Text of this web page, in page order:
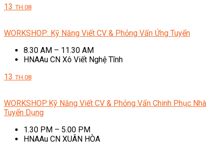
13 TH.08
WORKSHOP: Kỹ Năng Viết CV & Phỏng Vấn Ứng Tuyển
8.30 AM – 11.30 AM
HNAAu CN Xô Viết Nghệ Tĩnh
13 TH.08
WORKSHOP:Kỹ Năng Viết CV & Phỏng Vấn Chinh Phục Nhà
Tuyển Dụng
1.30 PM – 5.00 PM
HNAAu CN XUÂN HÒA